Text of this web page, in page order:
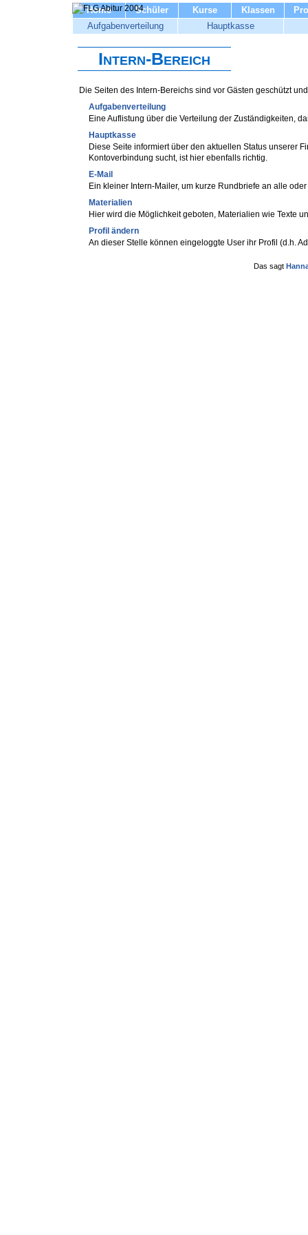
Home Schüler Kurse Klassen
Aufgabenverteilung
Hauptkasse
Intern-Bereich
Die Seiten des Intern-Bereichs sind vor Gästen geschützt
Aufgabenverteilung
Eine Auflistung über die Verteilung der Zuständigkeiten,
Hauptkasse
Diese Seite informiert über den aktuellen Status unserer
Kontoverbindung sucht, ist hier ebenfalls richtig.
E-Mail
Ein kleiner Intern-Mailer, um kurze Rundbriefe an alle
Materialien
Hier wird die Möglichkeit geboten, Materialien wie Texte
Profil ändern
An dieser Stelle können eingeloggte User ihr Profil (d.h.
Das sagt